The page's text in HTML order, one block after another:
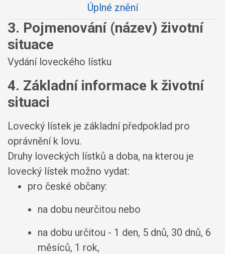
Úplné znění
3. Pojmenování (název) životní
situace
Vydání loveckého lístku
4. Základní informace k životní
situaci
Lovecký lístek je základní předpoklad pro
oprávnění k lovu.
Druhy loveckých lístků a doba, na kterou je
lovecký lístek možno vydat:
pro české občany:
na dobu neurčitou nebo
na dobu určitou - 1 den, 5 dnů, 30 dnů, 6
měsíců, 1 rok,